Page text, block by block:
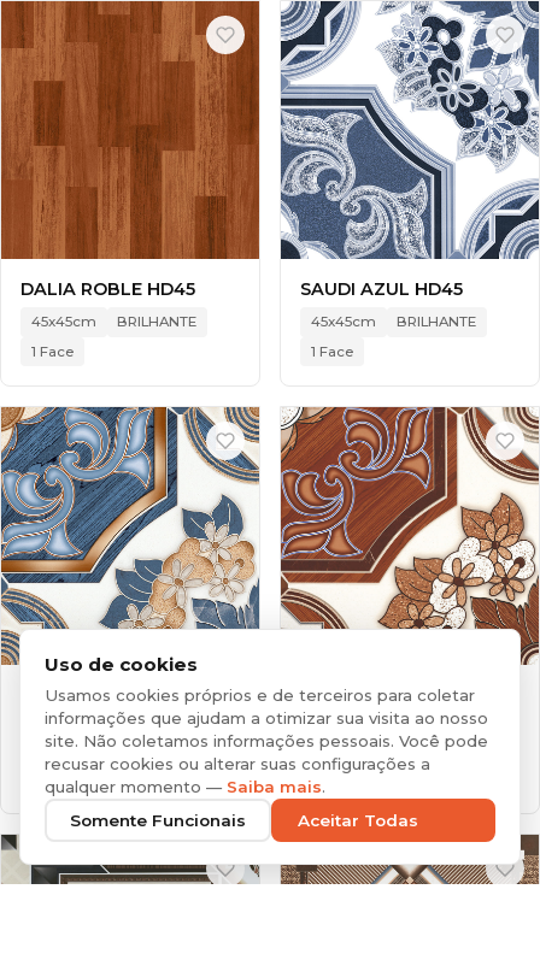
DALIA ROBLE HD45
45x45cm
BRILHANTE
1 Face
SAUDI AZUL HD45
45x45cm
BRILHANTE
1 Face
SAUDI MADERA BLUE
HD45
45x45cm
BRILHANTE
SAUDI MADERA HD45
45x45cm
BRILHANTE
1 Face
Uso de cookies
Usamos cookies próprios e de terceiros para coletar
informações que ajudam a otimizar sua visita ao nosso
site. Não coletamos informações pessoais. Você pode
recusar cookies ou alterar suas configurações a
qualquer momento — Saiba mais.
Somente Funcionais
Aceitar Todas